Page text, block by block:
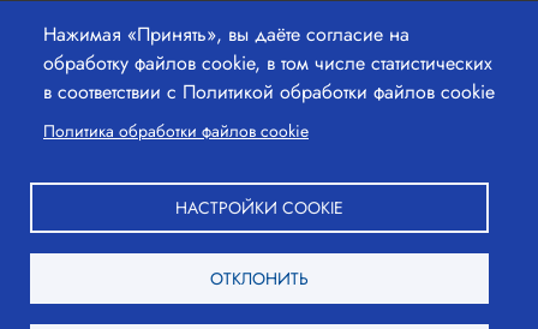
Нажимая «Принять», вы даёте согласие на
обработку файлов cookie, в том числе статистических
в соответствии с Политикой обработки файлов cookie
Политика обработки файлов cookie
НАСТРОЙКИ COOKIE
ОТКЛОНИТЬ
Распродажа
Контакты
220036 г.Минск, Бетонный проезд 19а, офис 211
+37529-363-05-00
+37517-363-25-00
Вход